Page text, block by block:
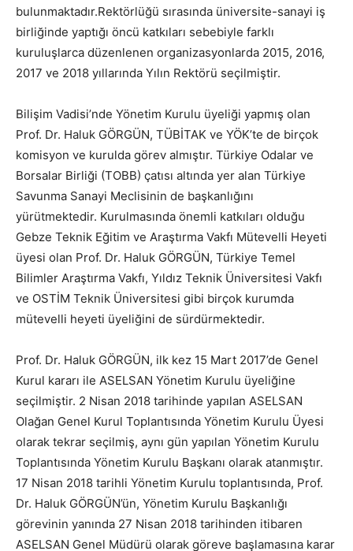
bulunmaktadır.Rektörlüğü sırasında üniversite-sanayi iş
birliğinde yaptığı öncü katkıları sebebiyle farklı
kuruluşlarca düzenlenen organizasyonlarda 2015, 2016,
2017 ve 2018 yıllarında Yılın Rektörü seçilmiştir.
Bilişim Vadisi’nde Yönetim Kurulu üyeliği yapmış olan
Prof. Dr. Haluk GÖRGÜN, TÜBİTAK ve YÖK’te de birçok
komisyon ve kurulda görev almıştır. Türkiye Odalar ve
Borsalar Birliği (TOBB) çatısı altında yer alan Türkiye
Savunma Sanayi Meclisinin de başkanlığını
yürütmektedir. Kurulmasında önemli katkıları olduğu
Gebze Teknik Eğitim ve Araştırma Vakfı Mütevelli Heyeti
üyesi olan Prof. Dr. Haluk GÖRGÜN, Türkiye Temel
Bilimler Araştırma Vakfı, Yıldız Teknik Üniversitesi Vakfı
ve OSTİM Teknik Üniversitesi gibi birçok kurumda
mütevelli heyeti üyeliğini de sürdürmektedir.
Prof. Dr. Haluk GÖRGÜN, ilk kez 15 Mart 2017’de Genel
Kurul kararı ile ASELSAN Yönetim Kurulu üyeliğine
seçilmiştir. 2 Nisan 2018 tarihinde yapılan ASELSAN
Olağan Genel Kurul Toplantısında Yönetim Kurulu Üyesi
olarak tekrar seçilmiş, aynı gün yapılan Yönetim Kurulu
Toplantısında Yönetim Kurulu Başkanı olarak atanmıştır.
17 Nisan 2018 tarihli Yönetim Kurulu toplantısında, Prof.
Dr. Haluk GÖRGÜN’ün, Yönetim Kurulu Başkanlığı
görevinin yanında 27 Nisan 2018 tarihinden itibaren
ASELSAN Genel Müdürü olarak göreve başlamasına karar